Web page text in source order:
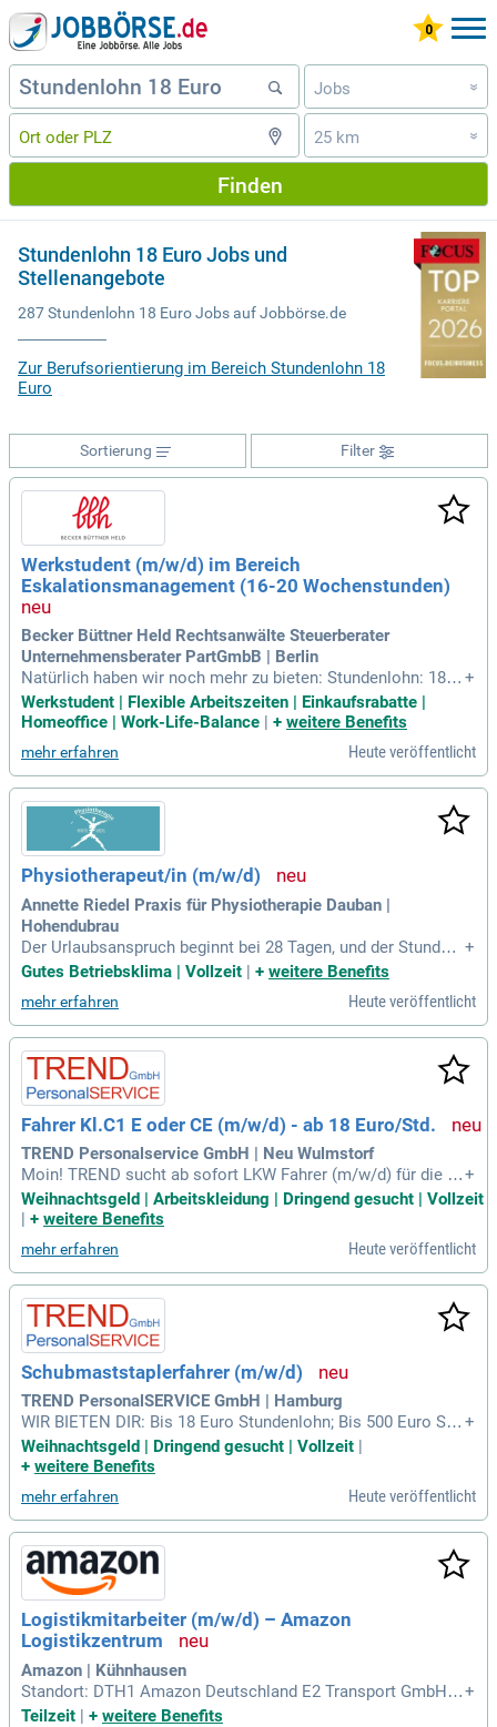
Jobs »
25 km »
Finden
Stundenlohn 18 Euro Jobs und
Stellenangebote
287 Stundenlohn 18 Euro Jobs auf Jobbörse.de
Zur Berufsorientierung im Bereich Stundenlohn 18
Euro
Filter
Sortierung
Werkstudent (m/w/d) im Bereich
Eskalationsmanagement (16-20 Wochenstunden)
Becker Büttner Held Rechtsanwälte Steuerberater
Unternehmensberater PartGmbB | Berlin
Natürlich haben wir noch mehr zu bieten: Stundenlohn: 18 E
uro für Bachelorstudierende, 20 Euro für Masterstudierende;
Flexible Arbeitszeiten und die Möglichkeit mobil zu arbeiten;
abatte bei namhaften
+
Werkstudent | Flexible Arbeitszeiten | Einkaufsrabatte |
Homeoffice | Work-Life-Balance
+ weitere Benefits
mehr erfahren Heute veröffentlicht
Physiotherapeut/in (m/w/d)
Annette Riedel Praxis für Physiotherapie Dauban |
Hohendubrau
Der Urlaubsanspruch beginnt bei 28 Tagen, und der Stundenl
ohn liegt je nach Qualifikation zwischen 18 und 22 Euro. (An
ie eine Betriebsrente, Kitazuschuss und Fahrgeld zu erhalte
n.
+
Gutes Betriebsklima | Vollzeit | + weitere Benefits
mehr erfahren Heute veröffentlicht
Fahrer Kl.C1 E oder CE (m/w/d) - ab 18 Euro/Std.
TREND Personalservice GmbH | Neu Wulmstorf
Moin! TREND sucht ab sofort LKW Fahrer (m/w/d) für die A
uslieferung von Bio-Lebensmitteln rund um Hamburg und Sc
hleswig-Holstein. Mit einem Stundenlohn ab 18 Euro und ei
Rahmenbedingungen. Zusätzlich profitierst du vom Deutschl
andticket für nur 43,75 Euro sowie Urlaubs- und Weihnachts
geld. Unsere Mitarbeiter erhalten hochwertige Arbeitskleidu
ng von Engelbert Strauss und Abschlagszahlungen. Werde T
eil eines respektvollen und anerkennenden Teams, das dir P
erspektiven und Benefits bietet. Bewirb dich jetzt und sicher
e dir deinen Vorteil auf dem Hamburger Jobmarkt!
+
Weihnachtsgeld | Arbeitskleidung | Dringend gesucht | Vollzeit
| + weitere Benefits
mehr erfahren Heute veröffentlicht
Schubmaststaplerfahrer (m/w/d)
TREND PersonalSERVICE GmbH | Hamburg
WIR BIETEN DIR: Bis 18 Euro Stundenlohn; Bis 500 Euro Sta
rtprämie; Deutschlandticket für 43,75 Euro; Prämie -Mitarbei
ter werben Mitarbeiter; Urlaubs- und Weihnachtsgeld; Abschl
+
Weihnachtsgeld | Dringend gesucht | Vollzeit
+ weitere Benefits
mehr erfahren Heute veröffentlicht
Logistikmitarbeiter (m/w/d) – Amazon
Logistikzentrum
Amazon | Kühnhausen
Standort: DTH1 Amazon Deutschland E2 Transport GmbH, J
oseph-Meyer-Straße 5, 99095 Erfurt ERF1 Amazon Erfurt Gm
+
Teilzeit | + weitere Benefits